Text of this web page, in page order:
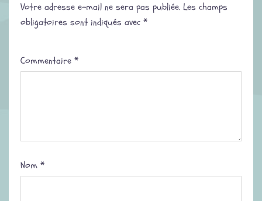
Votre adresse e-mail ne sera pas publiée. Les champs
obligatoires sont indiqués avec *
Commentaire *
Nom *